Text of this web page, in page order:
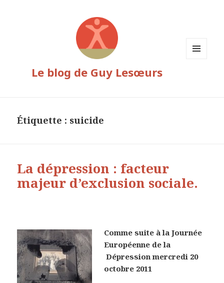
Le blog de Guy Lesœurs
Étiquette : suicide
La dépression : facteur
majeur d’exclusion sociale.
Comme suite à la Journée
Européenne de la
Dépression mercredi 20
octobre 2011